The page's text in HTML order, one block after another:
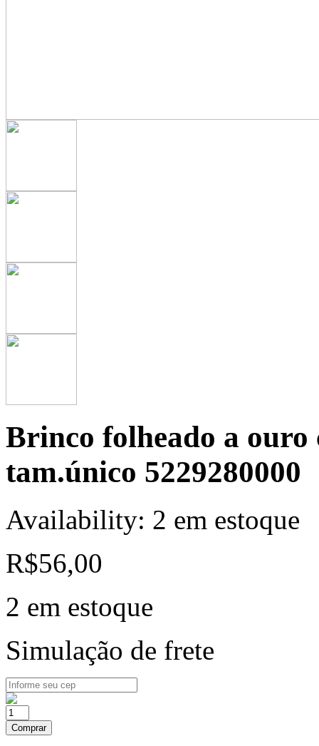
Brinco folheado a ouro
tam.único 5229280000
Availability: 2 em estoque
R$56,00
2 em estoque
Simulação de frete
Comprar